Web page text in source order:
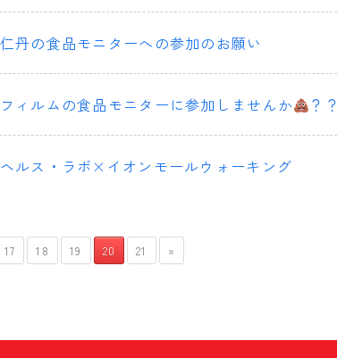
丹の食品モニターへの参加のお願い
ィルムの食品モニターに参加しませんか ？？
ルス・ラボ×イオンモールウォーキング
17 18 19 20 21 »